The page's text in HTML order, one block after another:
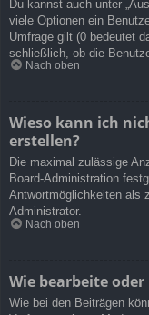
Du kannst auch unter
viele Optionen ein
Umfrage gilt (0 bedeutet
schließlich, ob die
Nach oben
Wieso kann ich
erstellen?
Die maximal zulässige
Board-Administration
Antwortmöglichkeiten als
Administrator.
Nach oben
Wie bearbeite
Wie bei den Beiträgen